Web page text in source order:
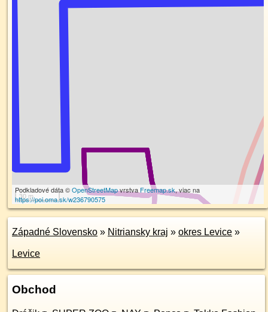
30 m
Podkladové dáta ©OpenStreetMapvrstva Freemap.sk, viac na
https://poi.oma.sk/w236790575
Západné Slovensko » Nitriansky kraj » okres Levice »
Levice
Obchod